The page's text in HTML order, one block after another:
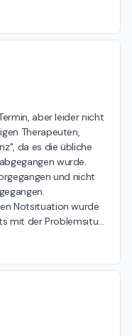
aber leider nicht
Therapeuten,
da es die übliche
wurde.
und nicht
Notsituation wurde
mit der Problemsitu…